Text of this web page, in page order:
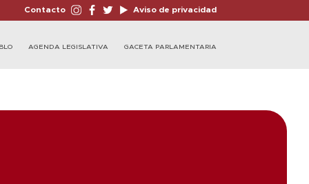
Contacto Aviso de privacidad
AGENDA LEGISLATIVA GACETA PARLAMENTARIA